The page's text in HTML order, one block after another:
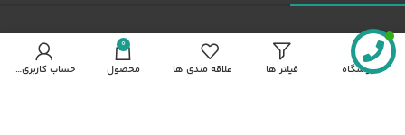
آدرس کارخانه : کارخانه شهرک صنعتی خاوران شهرک ثامن الحجج پلاک
492
فروشگاه فیلتر ها علاقه مندی ها
0
محصول حساب کاربری من